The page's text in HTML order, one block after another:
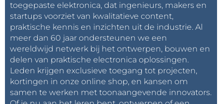
toegepaste elektronica, dat ingenieurs, makers en
startups voorziet van kwalitatieve content,
praktische kennis en inzichten uit de industrie. Al
meer dan 60 jaar ondersteunen we een
wereldwijd netwerk bij het ontwerpen, bouwen en
delen van praktische electronica oplossingen.
Leden krijgen exclusieve toegang tot projecten,
kortingen in onze online shop, en kansen om
samen te werken met toonaangevende innovators.